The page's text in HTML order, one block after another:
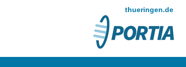
thueringen.de